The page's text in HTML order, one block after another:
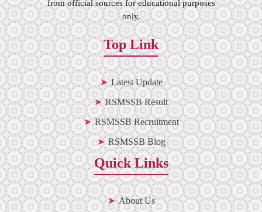
from official sources for educational purposes
only.
Top Link
Latest Update
RSMSSB Result
RSMSSB Recruitment
RSMSSB Blog
Quick Links
About Us